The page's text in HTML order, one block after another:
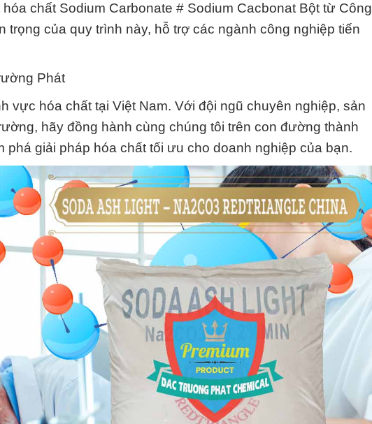
chất Sodium Carbonate # Sodium Cacbonat Bột từ Công
của quy trình này, hỗ trợ các ngành công nghiệp tiến
Phát
vực hóa chất tại Việt Nam. Với đội ngũ chuyên nghiệp, sản
hãy đồng hành cùng chúng tôi trên con đường thành
phá giải pháp hóa chất tối ưu cho doanh nghiệp của bạn.